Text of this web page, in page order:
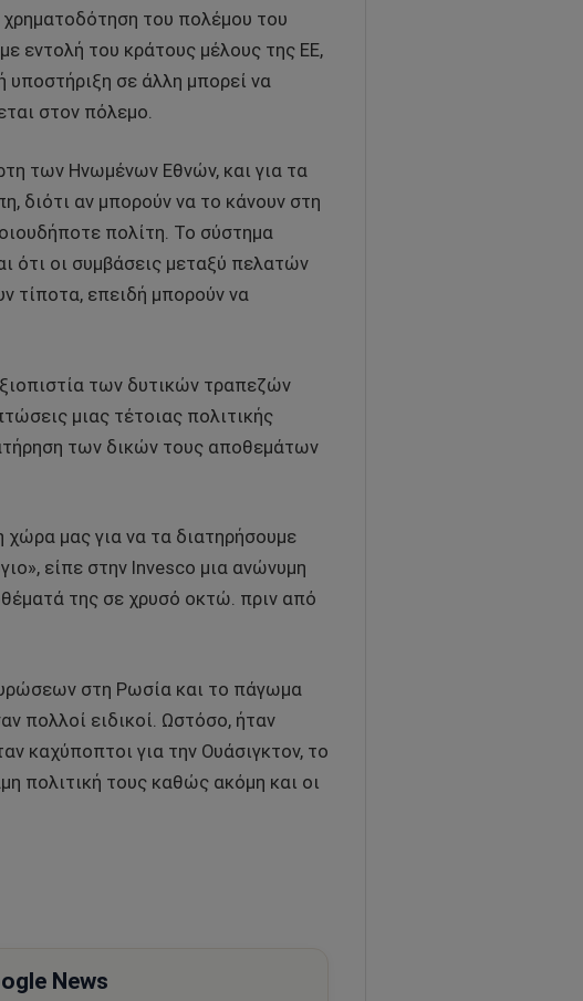
του πολέμου του
εντολή του κράτους μέλους της ΕΕ,
σε άλλη μπορεί να
στον πόλεμο.
των Ηνωμένων Εθνών, και για τα
διότι αν μπορούν να το κάνουν στη
πολίτη. Το σύστημα
ότι οι συμβάσεις μεταξύ πελατών
τίποτα, επειδή μπορούν να
των δυτικών τραπεζών
μιας τέτοιας πολιτικής
των δικών τους αποθεμάτων
μας για να τα διατηρήσουμε
είπε στην Invesco μια ανώνυμη
της σε χρυσό οκτώ. πριν από
στη Ρωσία και το πάγωμα
πολλοί ειδικοί. Ωστόσο, ήταν
καχύποπτοι για την Ουάσιγκτον, το
πολιτική τους καθώς ακόμη και οι
News